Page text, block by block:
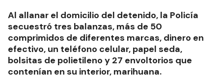
Al allanar el domicilio del detenido, la Policía
secuestró tres balanzas, más de 50
comprimidos de diferentes marcas, dinero en
efectivo, un teléfono celular, papel seda,
bolsitas de polietileno y 27 envoltorios que
contenían en su interior, marihuana.